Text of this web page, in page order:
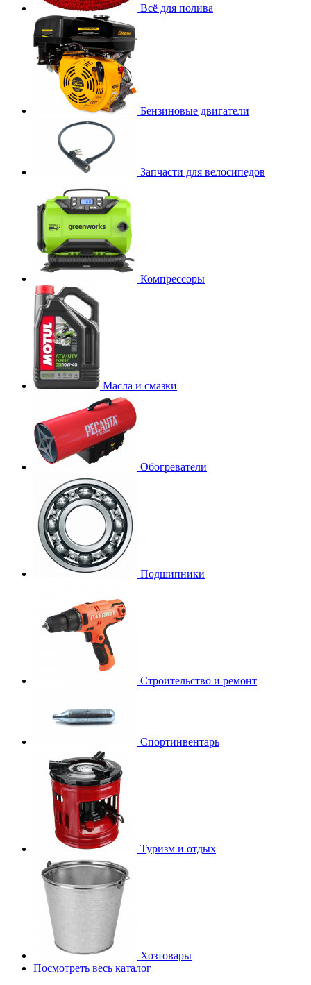
Всё для полива
Бензиновые двигатели
Запчасти для велосипедов
Компрессоры
Масла и смазки
Обогреватели
Подшипники
Строительство и ремонт
Спортинвентарь
Туризм и отдых
Хозтовары
Посмотреть весь каталог